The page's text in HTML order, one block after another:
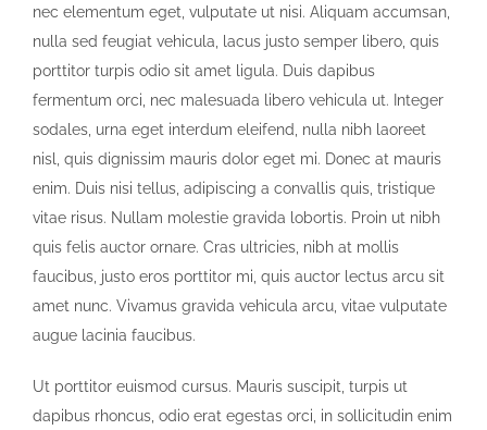
nec elementum eget, vulputate ut nisi. Aliquam accumsan,
nulla sed feugiat vehicula, lacus justo semper libero, quis
porttitor turpis odio sit amet ligula. Duis dapibus
fermentum orci, nec malesuada libero vehicula ut. Integer
sodales, urna eget interdum eleifend, nulla nibh laoreet
nisl, quis dignissim mauris dolor eget mi. Donec at mauris
enim. Duis nisi tellus, adipiscing a convallis quis, tristique
vitae risus. Nullam molestie gravida lobortis. Proin ut nibh
quis felis auctor ornare. Cras ultricies, nibh at mollis
faucibus, justo eros porttitor mi, quis auctor lectus arcu sit
amet nunc. Vivamus gravida vehicula arcu, vitae vulputate
augue lacinia faucibus.
Ut porttitor euismod cursus. Mauris suscipit, turpis ut
dapibus rhoncus, odio erat egestas orci, in sollicitudin enim